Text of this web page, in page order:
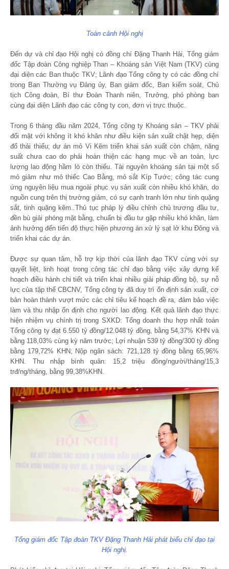
Toàn cảnh Hội nghị
Đến dự và chỉ đạo Hội nghị có đồng chí Đặng Thanh Hải, Tổng giám
đốc Tập đoàn Công nghiệp Than – Khoáng sản Việt Nam (TKV) cùng
đại diện các Ban thuộc TKV; Lãnh đạo Tổng công ty có các đồng chí
trong Ban Thường vụ Đảng ủy, Ban giám đốc, Ban kiểm soát, Chủ
tịch Công đoàn, Bí thư Đoàn Thanh niên, Trưởng, phó phòng ban
cùng đại diện Lãnh đạo các công ty con, đơn vị trực thuộc.
Trong 6 tháng đầu năm 2024, Tổng công ty Khoáng sản – TKV phải
đối mặt với không ít khó khăn như điều kiện sản xuất chật hẹp, diện
đổ thải thiếu; dự án mỏ Vi Kẽm triển khai sản xuất còn chậm, năng
suất chưa cao do phải hoàn thiện các hạng mục về an toàn, lực
lượng lao động hầm lò còn thiếu. Tài nguyên khoáng sản tại một số
mỏ giảm như mỏ thiếc Cao Bằng, mỏ sắt Kíp Tước; công tác cung
ứng nguyên liệu mua ngoài phục vụ sản xuất còn nhiều khó khăn, do
nguồn cung trên thị trường giảm, có sự cạnh tranh lớn như tinh quặng
sắt, tinh quặng kẽm..Thủ tục pháp lý điều chỉnh chủ trương đầu tư,
đền bù giải phóng mặt bằng, chuẩn bị đầu tư gặp nhiều khó khăn, làm
ảnh hưởng đến tiến độ thực hiện phương án xử lý sạt lở khu Đông và
triển khai các dự án.
Được sự quan tâm, hỗ trợ kịp thời của lãnh đạo TKV cùng với sự
quyết liệt, linh hoạt trong công tác chỉ đạo bằng việc xây dựng kế
hoạch điều hành chi tiết và triển khai nhiều giải pháp đồng bộ, sự nỗ
lực của tập thể CBCNV, Tổng công ty đã duy trì ổn định sản xuất, cơ
bản hoàn thành vượt mức các chỉ tiêu kế hoạch đề ra, đảm bảo việc
làm và thu nhập ổn định cho người lao động. Kết quả lãnh đạo thực
hiện nhiệm vụ chính trị trong SXKD: Tổng doanh thu hợp nhất toàn
Tổng công ty đạt 6.550 tỷ đồng/12.048 tỷ đồng, bằng 54,37% KHN và
bằng 118,03% cùng kỳ năm trước; Lợi nhuận 539 tỷ đồng/300 tỷ đồng
bằng 179,72% KHN; Nộp ngân sách: 721,128 tỷ đồng bằng 65,96%
KHN. Thu nhập bình quân: 15,2 triệu đồng/người/tháng/15,3
trđ/ng/tháng, bằng 99,38%KHN.
Tổng giám đốc Tập đoàn TKV Đặng Thanh Hải phát biểu chỉ đạo tại
Hội nghị.